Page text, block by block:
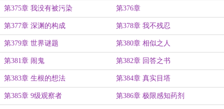
第375章 我没有被污染 第376章
第377章 深渊的构成 第378章 我不残忍
第379章 世界谜题 第380章 相似之人
第381章 闹鬼 第382章 回答之书
第383章 生根的想法 第384章 真实目塔
第385章 9级观察者 第386章 极限感知药剂